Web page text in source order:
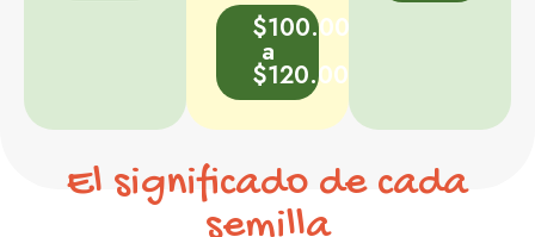
$100.000
a
$120.000
El significado de cada